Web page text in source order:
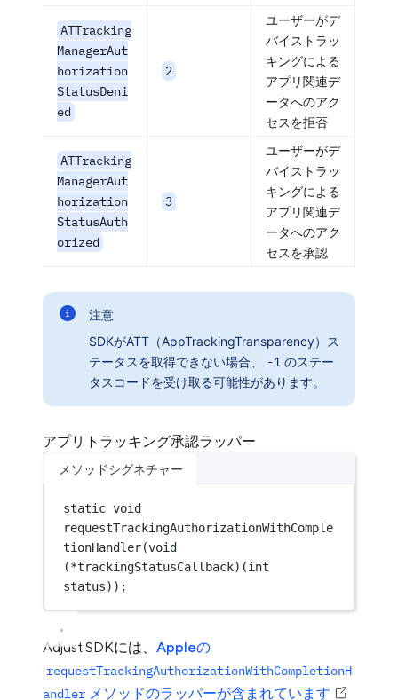
ATTracking
ManagerAut
horization
StatusDeni
ed
2
ユーザーがデ
バイストラッ
キングによる
アプリ関連デ
ータへのアク
セスを拒否
ATTracking
ManagerAut
horization
StatusAuth
orized
3
ユーザーがデ
バイストラッ
キングによる
アプリ関連デ
ータへのアク
セスを承認
注意
SDKがATT（AppTrackingTransparency）ス
テータスを取得できない場合、
-1 のステー
タスコードを受け取る可能性があります。
アプリトラッキング承認ラッパー
メソッドシグネチャー
static void
requestTrackingAuthorizationWithComple
tionHandler(void
(*trackingStatusCallback)(int
status));
Adjust SDKには、 Appleの
requestTrackingAuthorizationWithCompletionH
andler メソッドのラッパーが含まれています